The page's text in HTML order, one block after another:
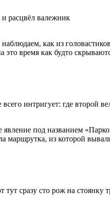
расцвёл валежник
как из
это время как будто
интригует: где второй
под названием
маршрутка, из которой
сразу сто рож на стоянку